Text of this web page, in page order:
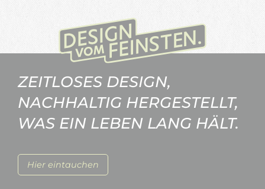
Hier eintauchen
ZEITLOSES DESIGN,
NACHHALTIG HERGESTELLT,
WAS EIN LEBEN LANG HÄLT.